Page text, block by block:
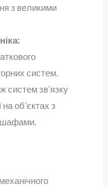
з великими
систем.
систем зв’язку
на об’єктах з
шафами.